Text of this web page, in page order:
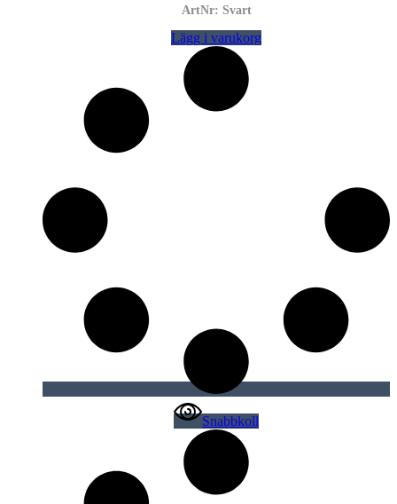
ArtNr: Svart
Lägg i varukorg
Snabbkoll